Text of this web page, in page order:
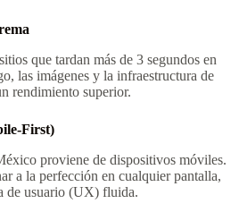
que tardan más de 3 segundos en
las imágenes y la infraestructura de
rendimiento superior.
First)
proviene de dispositivos móviles.
a la perfección en cualquier pantalla,
de usuario (UX) fluida.